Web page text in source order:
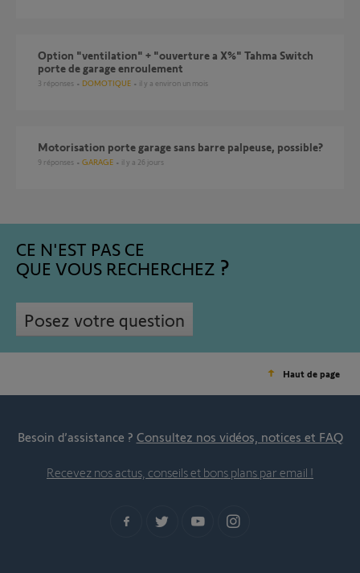
Option "ventilation" + "ouverture a X%" Tahma Switch
porte de garage enroulement
3 réponses DOMOTIQUE il y a environ un mois
Motorisation porte garage sans barre palpeuse, possible?
9 réponses GARAGE il y a 26 jours
CE N'EST PAS CE
QUE VOUS RECHERCHEZ
Posez votre question
Haut de page
Besoin d’assistance ? Consultez nos vidéos, notices et FAQ
Recevez nos actus, conseils et bons plans par email !